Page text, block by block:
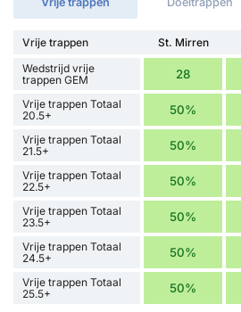
Vrije trappen St. Mirren
Wedstrijd vrije
trappen GEM
28
Vrije trappen Totaal
20.5+
50%
Vrije trappen Totaal
21.5+
50%
Vrije trappen Totaal
22.5+
50%
Vrije trappen Totaal
23.5+
50%
Vrije trappen Totaal
24.5+
50%
Vrije trappen Totaal
25.5+
50%